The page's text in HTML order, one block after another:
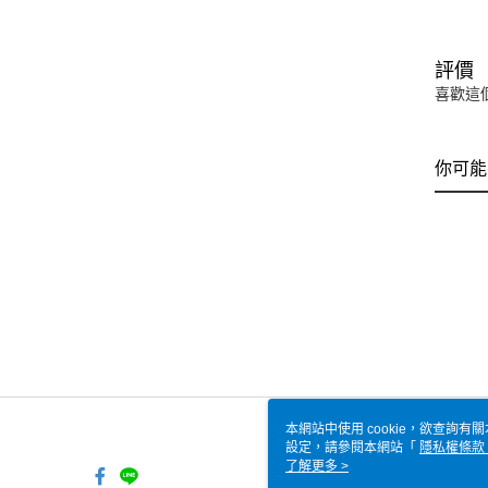
評價
喜歡這
你可
本網站中使用 cookie，欲查詢有
設定，請參閱本網站「 隱私權條款
使用 cookie。
了解更多 >